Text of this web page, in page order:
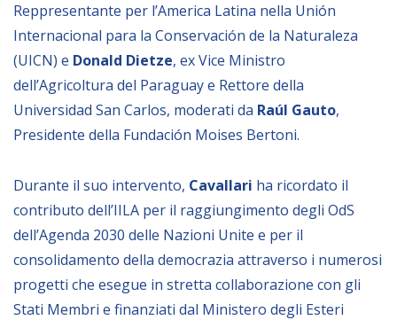
Reppresentante per l’America Latina nella Unión
Internacional para la Conservación de la Naturaleza
(UICN) e Donald Dietze, ex Vice Ministro
dell’Agricoltura del Paraguay e Rettore della
Universidad San Carlos, moderati da Raúl Gauto,
Presidente della Fundación Moises Bertoni.
Durante il suo intervento, Cavallari ha ricordato il
contributo dell’IILA per il raggiungimento degli OdS
dell’Agenda 2030 delle Nazioni Unite e per il
consolidamento della democrazia attraverso i numerosi
progetti che esegue in stretta collaborazione con gli
Stati Membri e finanziati dal Ministero degli Esteri